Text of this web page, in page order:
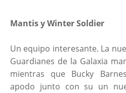
Mantis y Winter Soldier
Un equipo interesante. La
Guardianes de la Galaxia
mientras que Bucky
apodo junto con su un